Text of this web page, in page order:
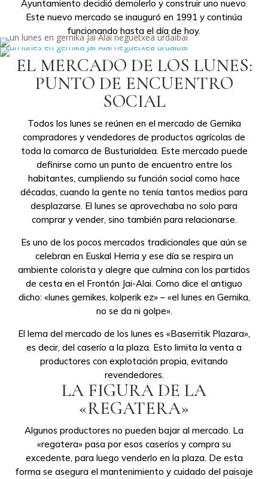
Ayuntamiento decidió demolerlo y construir uno nuevo.
Este nuevo mercado se inauguró en 1991 y continúa
funcionando hasta el día de hoy.
EL MERCADO DE LOS LUNES:
PUNTO DE ENCUENTRO
SOCIAL
Todos los lunes se reúnen en el mercado de Gernika
compradores y vendedores de productos agrícolas de
toda la comarca de Busturialdea. Este mercado puede
definirse como un punto de encuentro entre los
habitantes, cumpliendo su función social como hace
décadas, cuando la gente no tenía tantos medios para
desplazarse. El lunes se aprovechaba no solo para
comprar y vender, sino también para relacionarse.
Es uno de los pocos mercados tradicionales que aún se
celebran en Euskal Herria y ese día se respira un
ambiente colorista y alegre que culmina con los partidos
de cesta en el Frontón Jai-Alai. Como dice el antiguo
dicho: «lunes gernikes, kolperik ez» – «el lunes en Gernika,
no se da ni golpe».
El lema del mercado de los lunes es «Baserritik Plazara»,
es decir, del caserío a la plaza. Esto limita la venta a
productores con explotación propia, evitando
revendedores.
LA FIGURA DE LA
«REGATERA»
Algunos productores no pueden bajar al mercado. La
«regatera» pasa por esos caseríos y compra su
excedente, para luego venderlo en la plaza. De esta
forma se asegura el mantenimiento y cuidado del paisaje